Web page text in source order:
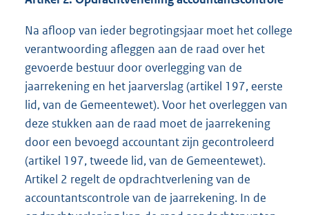
Na afloop van ieder begrotingsjaar moet het college
verantwoording afleggen aan de raad over het
gevoerde bestuur door overlegging van de
jaarrekening en het jaarverslag (artikel 197, eerste
lid, van de Gemeentewet). Voor het overleggen van
deze stukken aan de raad moet de jaarrekening
door een bevoegd accountant zijn gecontroleerd
(artikel 197, tweede lid, van de Gemeentewet).
Artikel 2 regelt de opdrachtverlening van de
accountantscontrole van de jaarrekening. In de